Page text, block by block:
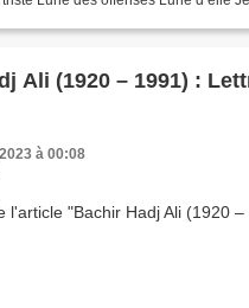
Ali (1920 – 1991) :
à 00:08